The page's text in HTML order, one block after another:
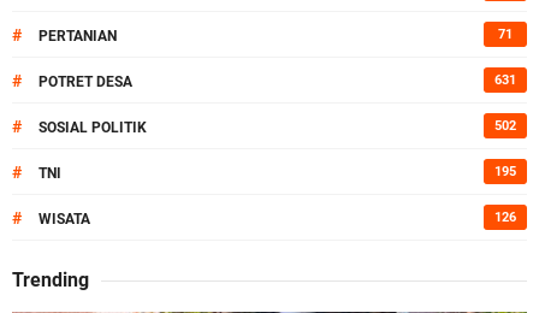
# PERTANIAN 71
# POTRET DESA 631
# SOSIAL POLITIK 502
# TNI 195
# WISATA 126
Trending